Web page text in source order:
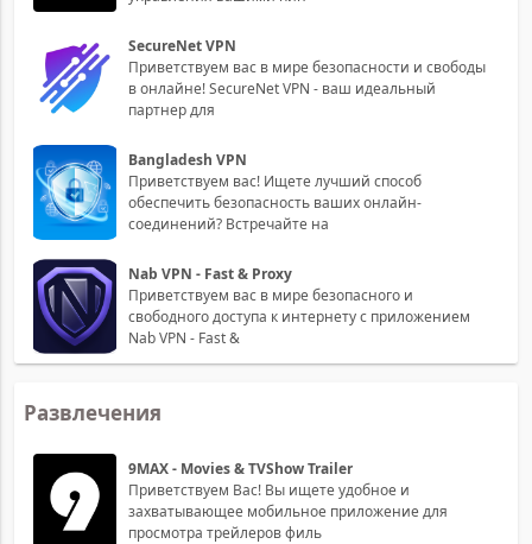
SecureNet VPN
Приветствуем вас в мире безопасности и свободы
в онлайне! SecureNet VPN - ваш идеальный
партнер для
Bangladesh VPN
Приветствуем вас! Ищете лучший способ
обеспечить безопасность ваших онлайн-
соединений? Встречайте на
Nab VPN - Fast & Proxy
Приветствуем вас в мире безопасного и
свободного доступа к интернету с приложением
Nab VPN - Fast &
Развлечения
9MAX - Movies & TVShow Trailer
Приветствуем Вас! Вы ищете удобное и
захватывающее мобильное приложение для
просмотра трейлеров филь